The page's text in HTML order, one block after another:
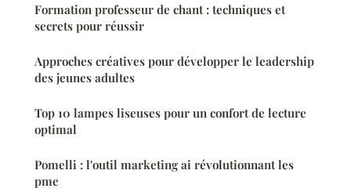
Formation professeur de chant : techniques et
secrets pour réussir
Approches créatives pour développer le leadership
des jeunes adultes
Top 10 lampes liseuses pour un confort de lecture
optimal
Pomelli : l'outil marketing ai révolutionnant les
pme